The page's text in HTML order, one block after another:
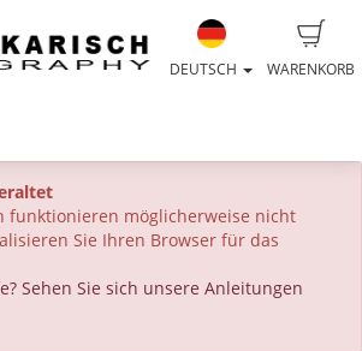
WARENKORB
DEUTSCH
funktionieren möglicherweise nicht
Sie Ihren Browser für das
Sehen Sie sich unsere Anleitungen